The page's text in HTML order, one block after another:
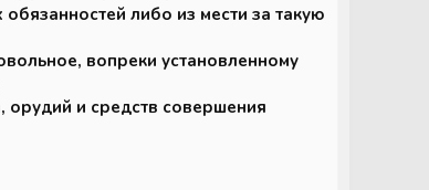
либо из мести за такую
вопреки установленному
орудий и средств совершения